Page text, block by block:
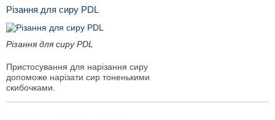
Різання для сиру PDL
Різання для сиру PDL
Пристосування для нарізання сиру
допоможе нарізати сир тоненькими
скибочками.